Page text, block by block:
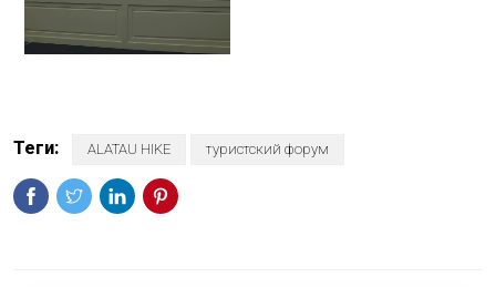
Теги: ALATAU HIKE туристский форум